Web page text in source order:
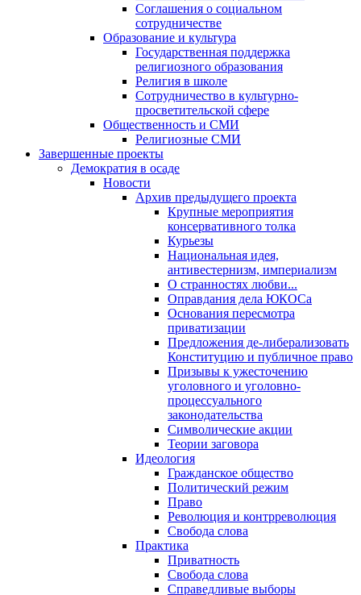
Соглашения о социальном
сотрудничестве
Образование и культура
Государственная поддержка
религиозного образования
Религия в школе
Сотрудничество в культурно-
просветительской сфере
Общественность и СМИ
Религиозные СМИ
Завершенные проекты
Демократия в осаде
Новости
Архив предыдущего проекта
Крупные мероприятия
консервативного толка
Курьезы
Национальная идея,
антивестернизм, империализм
О странностях любви...
Оправдания дела ЮКОСа
Основания пересмотра
приватизации
Предложения де-либерализовать
Конституцию и публичное право
Призывы к ужесточению
уголовного и уголовно-
процессуального
законодательства
Символические акции
Теории заговора
Идеология
Гражданское общество
Политический режим
Право
Революция и контрреволюция
Свобода слова
Практика
Приватность
Свобода слова
Справедливые выборы